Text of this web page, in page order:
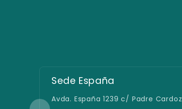
Filial San Lorenzo
Defensores del Chaco e/ España y